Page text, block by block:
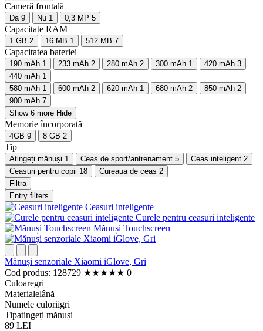
Cameră frontală
Da 9 Nu 1 0,3 MP 5
Capacitate RAM
1 GB 2 16 MB 1 512 MB 7
Capacitatea bateriei
190 mAh 1 233 mAh 2 280 mAh 2 300 mAh 1 420 mAh 3
440 mAh 1
580 mAh 1 600 mAh 2 620 mAh 1 680 mAh 2 850 mAh 2
900 mAh 7
Show 6 more Hide
Memorie încorporată
4GB 9 8 GB 2
Tip
Atingeți mănuși 1 Ceas de sport/antrenament 5 Ceas inteligent 2
Ceasuri pentru copii 18 Cureaua de ceas 2
Filtra
Entry filters
Ceasuri inteligente
Curele pentru ceasuri inteligente
Mănuși Touchscreen
Mănuși senzoriale Xiaomi iGlove, Gri
Cod produs: 128729 ★★★★★ 0
Culoaregri
Materialelână
Numele culoriigri
Tipatingeți mănuși
89 LEI